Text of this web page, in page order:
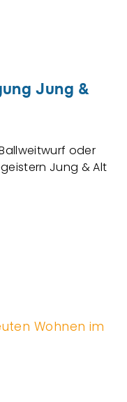
Jung &
oder
Jung & Alt